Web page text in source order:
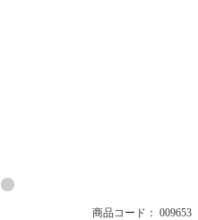
商品コード： 009653